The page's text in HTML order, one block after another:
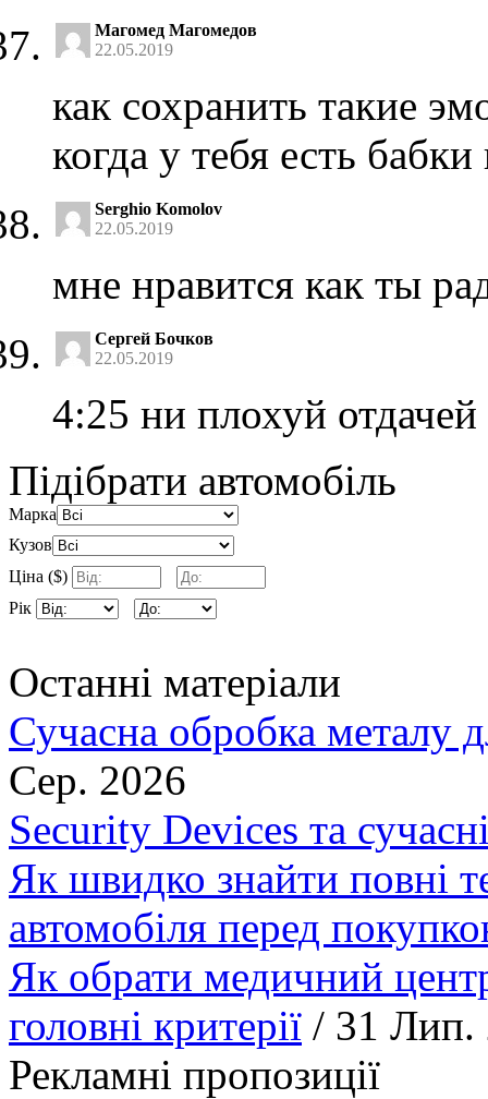
Магомед Магомедов
22.05.2019
как сохранить такие
когда у тебя есть
Serghio Komolov
22.05.2019
мне нравится как ты
Сергей Бочков
22.05.2019
4:25 ни плохуй
Підібрати автомобіль
Марка
Кузов
Ціна ($)
Рік
Останні матеріали
Сучасна обробка металу
Сер. 2026
Security Devices та
Як швидко знайти повні
автомобіля перед
Як обрати медичний
головні критерії / 31 Лип.
Рекламні пропозиції